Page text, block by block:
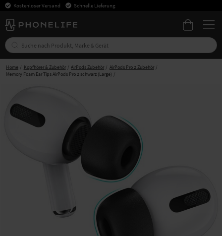
Kostenloser Versand Schnelle Lieferung
Home Kopfhörer & Zubehör AirPods Zubehör
AirPods Pro 2 Zubehör
Memory Foam Ear Tips AirPods Pro 2 schwarz (Large)